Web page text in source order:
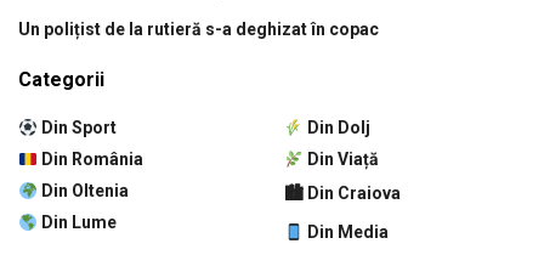
Un polițist de la rutieră s-a deghizat în copac
Categorii
Din Sport
Din România
Din Oltenia
Din Lume
Din Dolj
Din Viață
🏙 Din Craiova
Din Media